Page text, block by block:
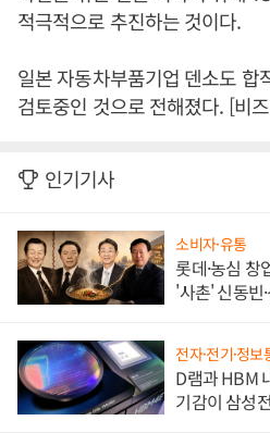
적극적으로 추진하는 것이다.
일본 자동차부품기업 덴소도 합
검토중인 것으로 전해졌다. [비
인기기사
소비자·유통
롯데·농심 창
'사촌' 신동빈
전자·전기·정보
D램과 HBM
기감이 삼성